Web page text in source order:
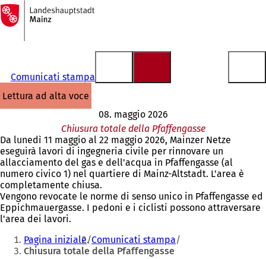
Vai al contenuto
Alla
pagina
iniziale
Comunicati stampa
lettura ad alta voce
08. maggio 2026
Chiusura totale della Pfaffengasse
Da lunedì 11 maggio al 22 maggio 2026, Mainzer Netze
eseguirà lavori di ingegneria civile per rinnovare un
allacciamento del gas e dell'acqua in Pfaffengasse (al
numero civico 1) nel quartiere di Mainz-Altstadt. L'area è
completamente chiusa.
Vengono revocate le norme di senso unico in Pfaffengasse ed
Eppichmauergasse. I pedoni e i ciclisti possono attraversare
l'area dei lavori.
Siete
qui:
Pagina iniziale Comunicati stampa
Chiusura totale della Pfaffengasse